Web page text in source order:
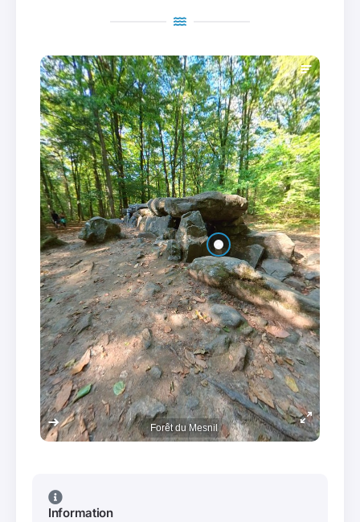
Forêt du Mesnil
Information